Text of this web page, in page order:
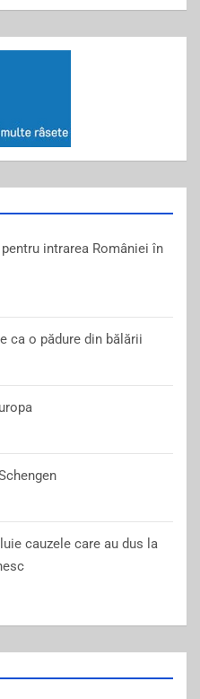
intrarea României în
ca o pădure din bălării
cauzele care au dus la